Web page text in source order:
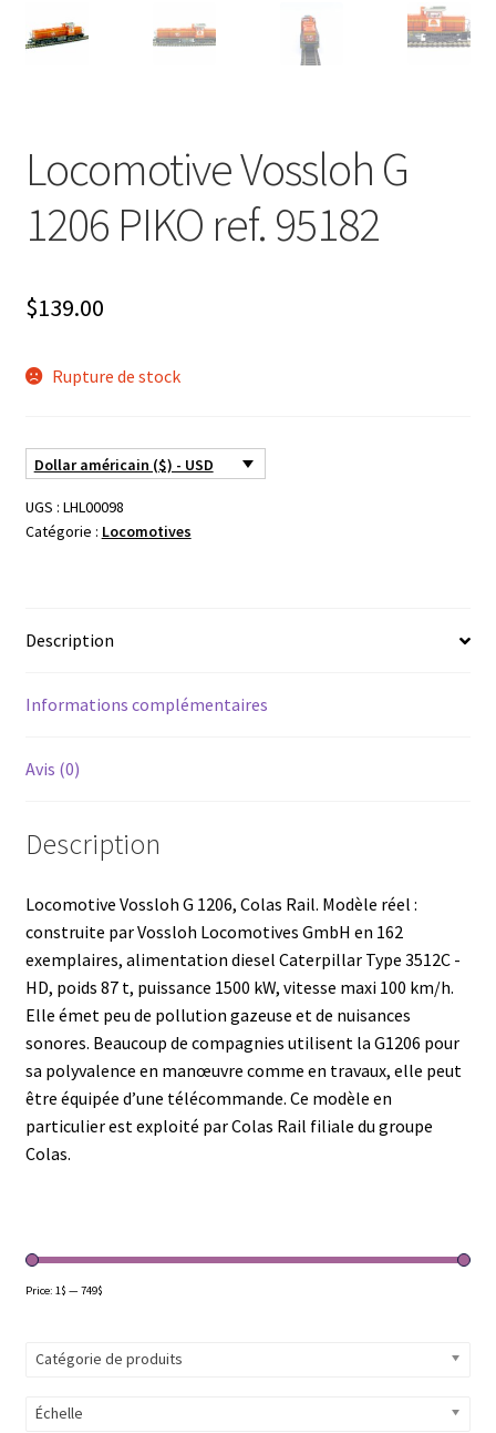
Locomotive Vossloh G
1206 PIKO ref. 95182
$139.00
Rupture de stock
Dollar américain ($) - USD
UGS : LHL00098
Catégorie : Locomotives
Description
Informations complémentaires
Avis (0)
Description
Locomotive Vossloh G 1206, Colas Rail. Modèle réel :
construite par Vossloh Locomotives GmbH en 162
exemplaires, alimentation diesel Caterpillar Type 3512C -
HD, poids 87 t, puissance 1500 kW, vitesse maxi 100 km/h.
Elle émet peu de pollution gazeuse et de nuisances
sonores. Beaucoup de compagnies utilisent la G1206 pour
sa polyvalence en manœuvre comme en travaux, elle peut
être équipée d’une télécommande. Ce modèle en
particulier est exploité par Colas Rail filiale du groupe
Colas.
Price: 1$ —749$
Catégorie de produits
Échelle